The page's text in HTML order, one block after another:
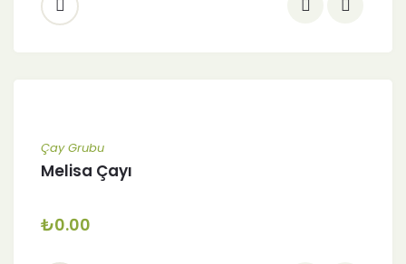
Çay Grubu
Melisa Çayı
₺0.00